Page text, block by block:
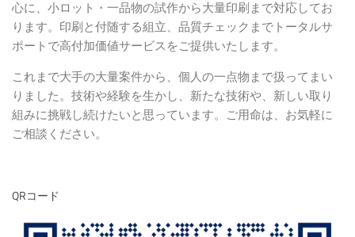
心に、小ロット・一品物の試作から大量印刷まで対応してお
ります。印刷と付随する組立、品質チェックまでトータルサ
ポートで高付加価値サービスをご提供いたします。
これまで大手の大量案件から、個人の一点物まで扱ってまい
りました。技術や経験を生かし、新たな技術や、新しい取り
組みに挑戦し続けたいと思っています。ご用命は、お気軽に
ご相談ください。
QRコード